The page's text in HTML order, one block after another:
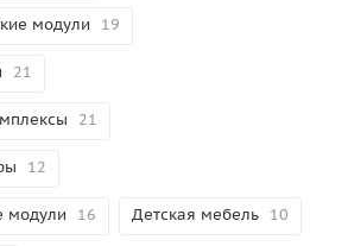
модули 19
21
21
12
модули 16 Детская мебель 10